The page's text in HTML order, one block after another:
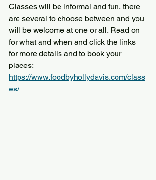
Classes will be informal and fun, there
are several to choose between and you
will be welcome at one or all. Read on
for what and when and click the links
for more details and to book your
places:
https://www.foodbyhollydavis.com/class
es/